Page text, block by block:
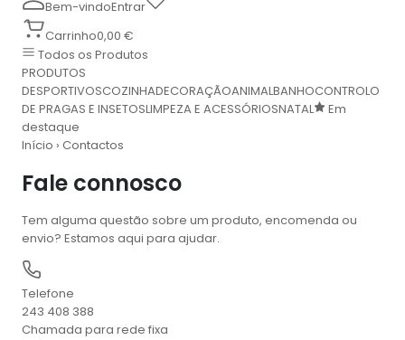
Bem-vindoEntrar
Carrinho0,00 €
Todos os Produtos
PRODUTOS
DESPORTIVOSCOZINHADECORAÇÃOANIMALBANHOCONTROLO
DE PRAGAS E INSETOSLIMPEZA E ACESSÓRIOSNATAL
Em
destaque
Início › Contactos
Fale connosco
Tem alguma questão sobre um produto, encomenda ou
envio? Estamos aqui para ajudar.
Telefone
243 408 388
Chamada para rede fixa